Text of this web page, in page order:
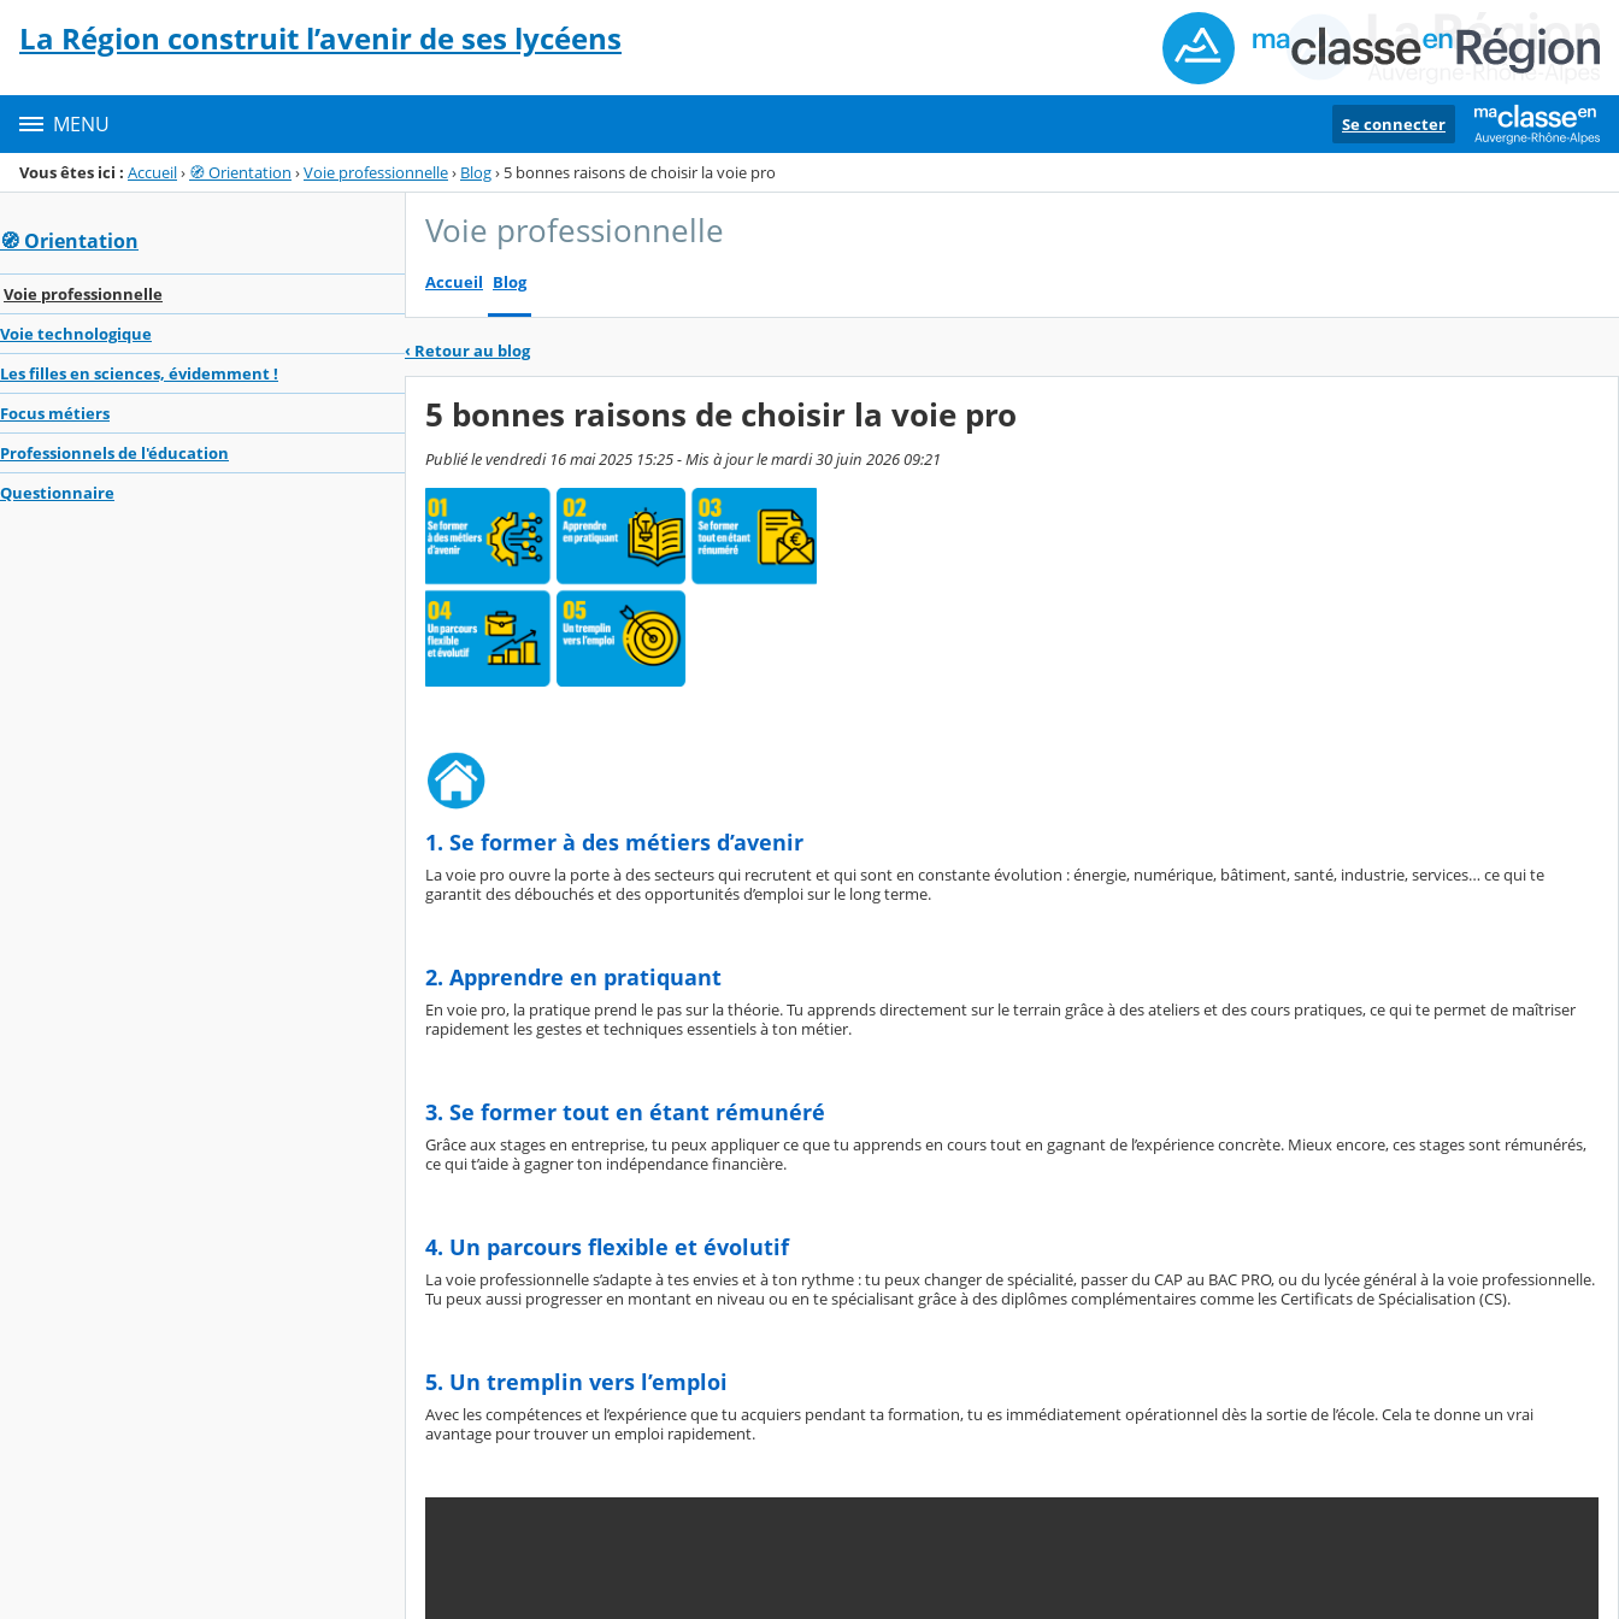
Menu de la rubrique
Contenu
La Région construit l’avenir de ses lycéens
MENU Se connecter
Vous êtes ici : Accueil› 🧭 Orientation ›Voie professionnelle› Blog› 5 bonnes raisons de choisir la voie pro
🧭 Orientation
Voie professionnelle
Voie technologique
Les filles en sciences, évidemment !
Focus métiers
Professionnels de l'éducation
Questionnaire
Voie professionnelle
Accueil Blog
‹ Retour au blog
5 bonnes raisons de choisir la voie pro
Publié le vendredi 16 mai 2025 15:25 - Mis à jour le mardi 30 juin 2026 09:21
1. Se former à des métiers d’avenir
La voie pro ouvre la porte à des secteurs qui recrutent et qui sont en constante évolution : énergie, numérique, bâtiment, santé, industrie, services… ce qui te
garantit des débouchés et des opportunités d’emploi sur le long terme.
2. Apprendre en pratiquant
En voie pro, la pratique prend le pas sur la théorie. Tu apprends directement sur le terrain grâce à des ateliers et des cours pratiques, ce qui te permet de maîtriser
rapidement les gestes et techniques essentiels à ton métier.
3. Se former tout en étant rémunéré
Grâce aux stages en entreprise, tu peux appliquer ce que tu apprends en cours tout en gagnant de l’expérience concrète. Mieux encore, ces stages sont rémunérés,
ce qui t’aide à gagner ton indépendance financière.
4. Un parcours flexible et évolutif
La voie professionnelle s’adapte à tes envies et à ton rythme : tu peux changer de spécialité, passer du CAP au BAC PRO, ou du lycée général à la voie professionnelle.
Tu peux aussi progresser en montant en niveau ou en te spécialisant grâce à des diplômes complémentaires comme les Certificats de Spécialisation (CS).
5. Un tremplin vers l’emploi
Avec les compétences et l’expérience que tu acquiers pendant ta formation, tu es immédiatement opérationnel dès la sortie de l’école. Cela te donne un vrai
avantage pour trouver un emploi rapidement.